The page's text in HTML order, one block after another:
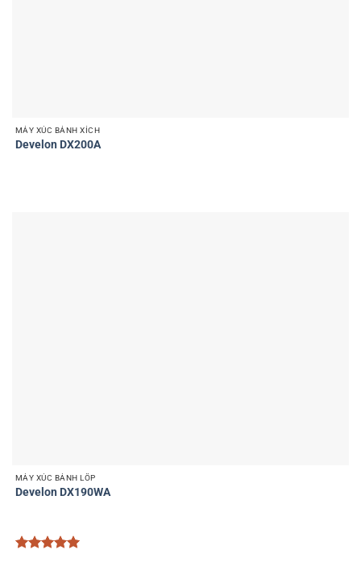
MÁY XÚC BÁNH XÍCH
Develon DX200A
MÁY XÚC BÁNH LỐP
Develon DX190WA